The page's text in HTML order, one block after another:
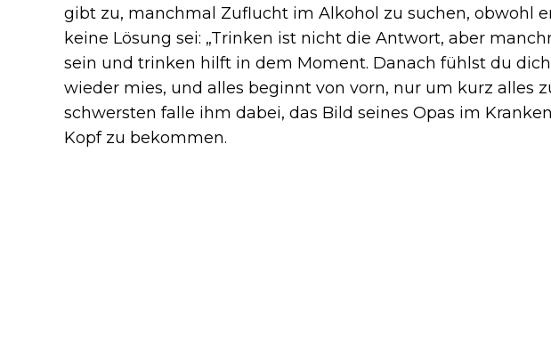
gibt zu, manchmal Zuflucht im Alkohol zu suchen, obwohl
keine Lösung sei: „Trinken ist nicht die Antwort, aber
sein und trinken hilft in dem Moment. Danach fühlst du
wieder mies, und alles beginnt von vorn, nur um kurz alles
schwersten falle ihm dabei, das Bild seines Opas im
Kopf zu bekommen.